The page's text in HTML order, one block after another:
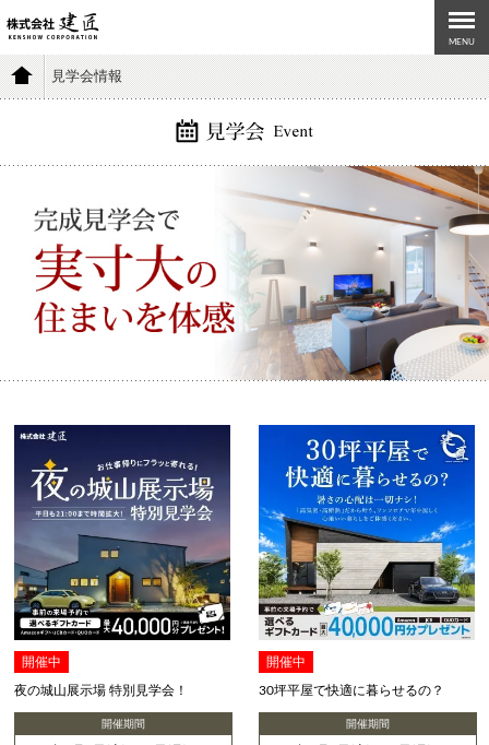
MENU
見学会情報
開催中
夜の城山展示場 特別見学会！
開催期間
開催中
30坪平屋で快適に暮らせるの？
開催期間